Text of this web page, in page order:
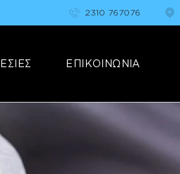
2310 767076
ΕΠΙΚΟΙΝΩΝΙΑ
&Αξεσουάρ